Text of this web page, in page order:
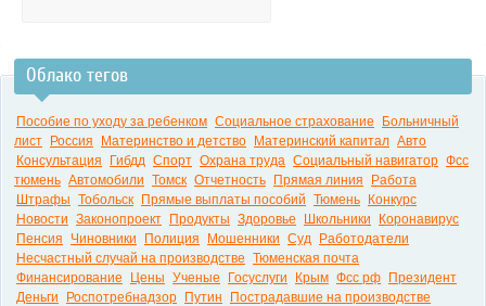
Облако тегов
Пособие по уходу за ребенком Социальное страхование
Больничный
лист
Россия Материнство и детство Материнский капитал Авто
Консультация
Гибдд Спорт Охрана труда Социальный навигатор Фсс
тюмень Автомобили Томск Отчетность Прямая линия
Работа
Штрафы Тобольск Прямые выплаты пособий Тюмень
Конкурс
Новости Законопроект Продукты Здоровье Школьники
Коронавирус
Пенсия
Чиновники Полиция Мошенники Суд
Работодатели
Несчастный случай на производстве Тюменская почта
Финансирование
Цены Ученые Госуслуги Крым Фсс рф
Президент
Деньги
Роспотребнадзор Путин
Пострадавшие на производстве